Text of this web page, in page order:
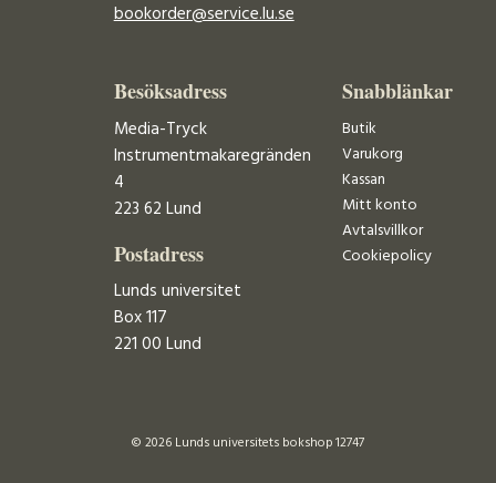
bookorder@service.lu.se
Besöksadress
Media-Tryck
Instrumentmakaregränden
4
223 62 Lund
Postadress
Lunds universitet
Box 117
221 00 Lund
Snabblänkar
Butik
Varukorg
Kassan
Mitt konto
Avtalsvillkor
Cookiepolicy
© 2026 Lunds universitets bokshop 12747